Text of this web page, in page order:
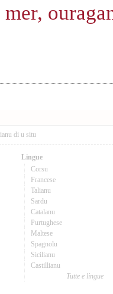
di u situ
Lingue
Corsu
Francese
Talianu
Sardu
Catalanu
Purtughese
Maltese
Spagnolu
Sicilianu
Castillianu
Tutte e lingue